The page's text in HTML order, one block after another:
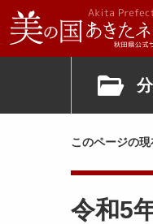
このページの現
令和5